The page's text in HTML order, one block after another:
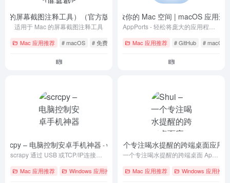
的屏幕截图注释工具）（官方版 + 无需破解）- v1.9.1
适用于 Mac 的屏幕截图注释工具
Mac 应用推荐 # macOS # 免费 # 客户端
AppPorts – 释放你的 Mac 空间 | macOS 应用迁
Mac 应用推荐 # GitHub # macOS
scrcpy – 电脑控制安卓手机神器 - v4.0
Mac 应用推荐 Windows 应用推荐 # Android # GitHub # macOS
Shui – 一个专注喝水提醒的跨端桌面应用
Mac 应用推荐 Windows 应用推荐